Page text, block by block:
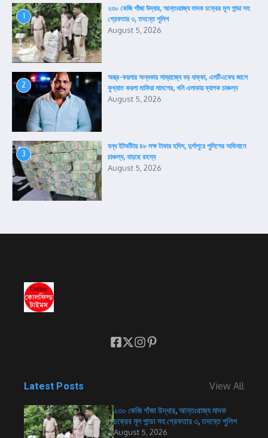
1
২৩০ কেজি গাঁজা উদ্ধার, আন্তঃরাজ্য মাদক চক্রের মূল পান্ডা সহ
গ্রেফতার ৩, তদন্তে পুলিশ
August 5, 2026
2
অস্ত্র-কয়লার অন্ধকার সাম্রাজ্যে বড় ধাক্কা, এসটিএফের জালে
কুখ্যাত কয়লা মাফিয়া সামশের, খনি এলাকায় ব্যাপক চাঞ্চল্য
August 5, 2026
3
বন্ধ ইটভাঁটায় ৪৮ লক্ষ টাকার হদিস, দুর্গাপুরে পুলিশের অভিযানে
চাঞ্চল্য, বাড়ছে রহস্য
August 5, 2026
Latest Posts View All
২৩০ কেজি গাঁজা উদ্ধার, আন্তঃরাজ্য মাদক
চক্রের মূল পান্ডা সহ গ্রেফতার ৩, তদন্তে পুলিশ
August 5, 2026